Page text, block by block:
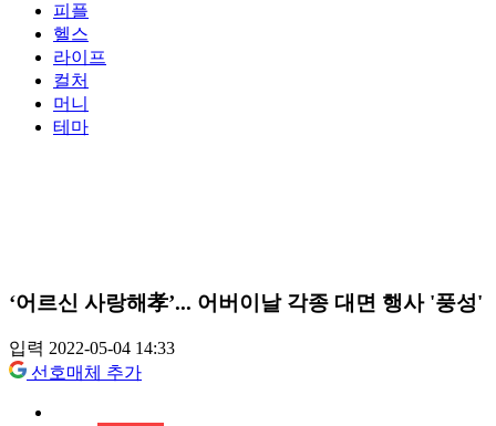
피플
헬스
라이프
컬처
머니
테마
‘어르신 사랑해孝’... 어버이날 각종 대면 행사 '풍성'
입력 2022-05-04 14:33
선호매체 추가